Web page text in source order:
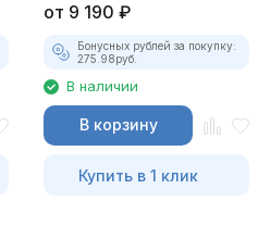
от 9 190 ₽
Бонусных рублей за покупку:
275.98руб.
В наличии
В корзину
Купить в 1 клик